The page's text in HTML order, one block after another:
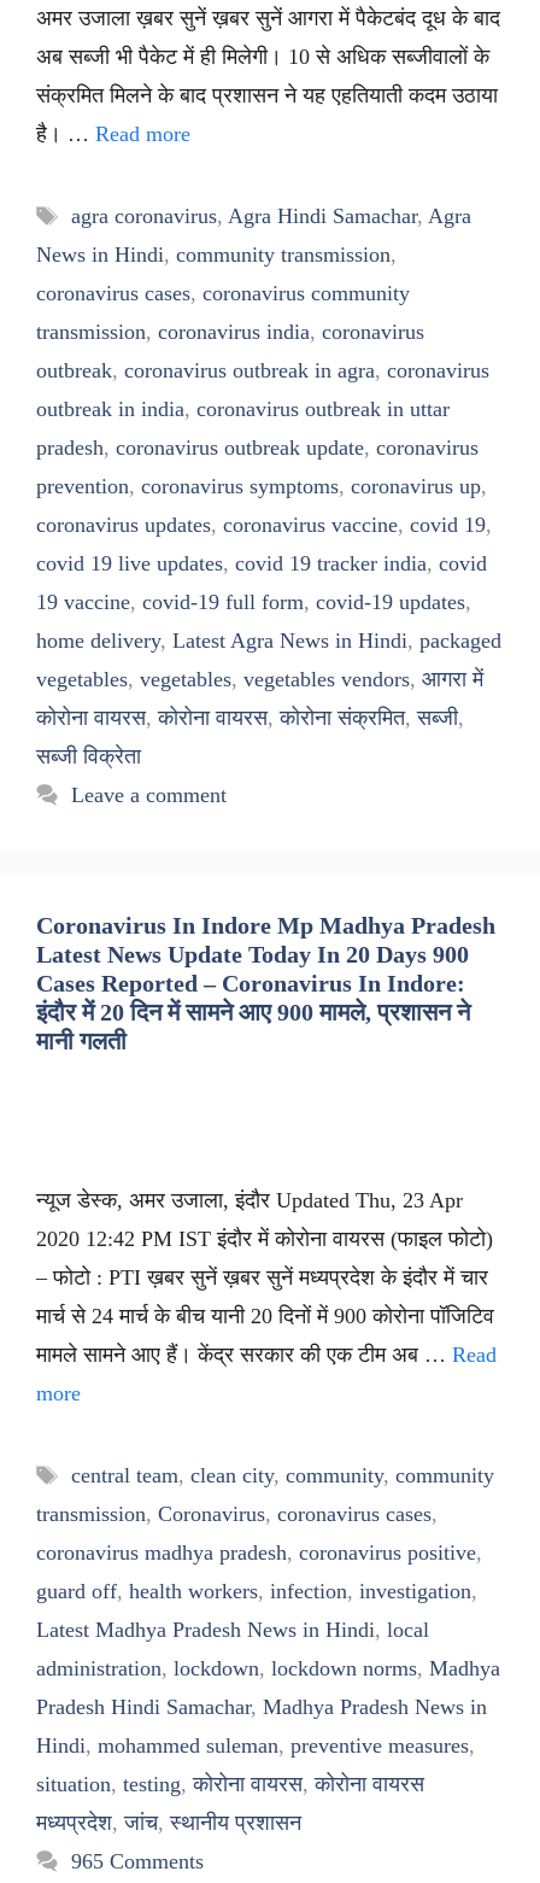
अमर उजाला ख़बर सुनें ख़बर सुनें आगरा में पैकेटबंद दूध के बाद
अब सब्जी भी पैकेट में ही मिलेगी। 10 से अधिक सब्जीवालों के
संक्रमित मिलने के बाद प्रशासन ने यह एहतियाती कदम उठाया
है। … Read more
Tags
agra coronavirus, Agra Hindi Samachar, Agra
News in Hindi, community transmission,
coronavirus cases, coronavirus community
transmission, coronavirus india, coronavirus
outbreak, coronavirus outbreak in agra, coronavirus
outbreak in india, coronavirus outbreak in uttar
pradesh, coronavirus outbreak update, coronavirus
prevention, coronavirus symptoms, coronavirus up,
coronavirus updates, coronavirus vaccine, covid 19,
covid 19 live updates, covid 19 tracker india, covid
19 vaccine, covid-19 full form, covid-19 updates,
home delivery, Latest Agra News in Hindi, packaged
vegetables, vegetables, vegetables vendors, आगरा में
कोरोना वायरस,कोरोना वायरस,कोरोना संक्रमित,सब्जी,
सब्जी विक्रेता
Leave a comment
Coronavirus In Indore Mp Madhya Pradesh
Latest News Update Today In 20 Days 900
Cases Reported – Coronavirus In Indore:
इंदौर में 20 दिन में सामने आए 900 मामले, प्रशासन ने
मानी गलती
न्यूज डेस्क, अमर उजाला, इंदौर Updated Thu, 23 Apr
2020 12:42 PM IST इंदौर में कोरोना वायरस (फाइल फोटो)
– फोटो : PTI ख़बर सुनें ख़बर सुनें मध्यप्रदेश के इंदौर में चार
मार्च से 24 मार्च के बीच यानी 20 दिनों में 900 कोरोना पॉजिटिव
मामले सामने आए हैं। केंद्र सरकार की एक टीम अब … Read
more
Tags
central team, clean city, community, community
transmission, Coronavirus, coronavirus cases,
coronavirus madhya pradesh, coronavirus positive,
guard off, health workers, infection, investigation,
Latest Madhya Pradesh News in Hindi, local
administration, lockdown, lockdown norms, Madhya
Pradesh Hindi Samachar, Madhya Pradesh News in
Hindi, mohammed suleman, preventive measures,
situation, testing,कोरोना वायरस,कोरोना वायरस
मध्यप्रदेश,जांच,स्थानीय प्रशासन
965 Comments